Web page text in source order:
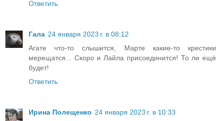
Ответить
Гала 24 января 2023 г. в 08:12
Агате что-то слышится, Марте какие-то крестики
мерещатся... Скоро и Лайла присоединится! То ли ещё
будет!
Ответить
Ирина Полещенко 24 января 2023 г. в 10:33